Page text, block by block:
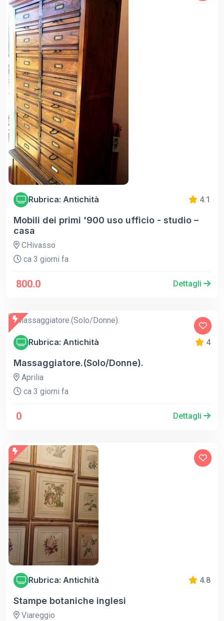
Rubrica: Antichità 4.1
Mobili dei primi '900 uso ufficio - studio –
casa
CHivasso
ca 3 giorni fa
800.0 Dettagli
Rubrica: Antichità 4
Massaggiatore.(Solo/Donne).
Aprilia
ca 3 giorni fa
0 Dettagli
Rubrica: Antichità 4.8
Stampe botaniche inglesi
Viareggio